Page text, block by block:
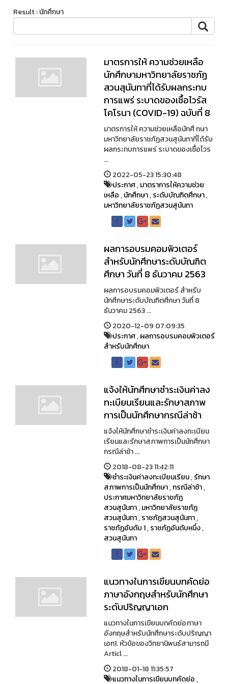
Result : นักศึกษา
มาตรการให้ ความช่วยเหลือ
นักศึกษามหาวิทยาลัยราชภัฏ
สวนสุนันทาที่ได้รับผลกระทบ
การแพร่ ระบาดของเชื้อไวรัส
โคโรนา (COVID-19) ฉบับที่ 8
มาตรการให้ ความช่วยเหลือนักศึ กษา
มหาวิทยาลัยราชภัฏสวนสุนันทาที่ได้รับ
ผลกระทบการแพร่ ระบาดของเชื้อไวร
...
2022-05-23 15:30:48
ประกาศ,มาตราการให้ความช่วย
เหลือ,นักศึกษา,ระดับบัณฑิตศึกษา,
มหาวิทยาลัยราชภัฏสวนสุนันทา
ผลการอบรมคอมพิวเตอร์
สำหรับนักศึกษาระดับบัณฑิต
ศึกษา วันที่ 8 ธันวาคม 2563
ผลการอบรมคอมพิวเตอร์ สำหรับ
นักศึกษาระดับบัณฑิตศึกษา วันที่ 8
ธันวาคม 2563 ...
2020-12-09 07:09:35
ประกาศ,ผลการอบรมคอมพิวเตอร์
สำหรับนักศึกษา
แจ้งให้นักศึกษาชำระเงินค่าลง
ทะเบียนเรียนและรักษาสภาพ
การเป็นนักศึกษากรณีล่าช้า
แจ้งให้นักศึกษาชำระเงินค่าลงทะเบียน
เรียนและรักษาสภาพการเป็นนักศึกษา
กรณีล่าช้า ...
2018-08-23 11:42:11
ชำระเงินค่าลงทะเบียนเรียน,รักษา
สภาพการเป็นนักศึกษา,กรณีล่าช้า,
ประกาศมหาวิทยาลัยราชภัฏ
สวนสุนันทา,มหาวิทยาลัยราชภัฏ
สวนสุนันทา,ราชภัฏสวนสุนันทา,
ราชภัฏอันดับ 1,ราชภัฏอันดับหนึ่ง,
สวนสุนันทา
แนวทางในการเขียนบทคัดย่อ
ภาษาอังกฤษสำหรับนักศึกษา
ระดับปริญญาเอก
แนวทางในการเขียนบทคัดย่อภาษา
อังกฤษสำหรับนักศึกษาระดับปริญญา
เอก1. หัวข้อของวิทยานิพนธ์สามารถมี
Articl ...
2018-01-18 11:35:57
แนวทางในการเขียนบทคัดย่อ,